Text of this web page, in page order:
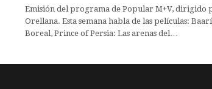
Emisión del programa de Popular M+V, dirigido
Orellana. Esta semana habla de las películas:
Boreal, Prince of Persia: Las arenas del…